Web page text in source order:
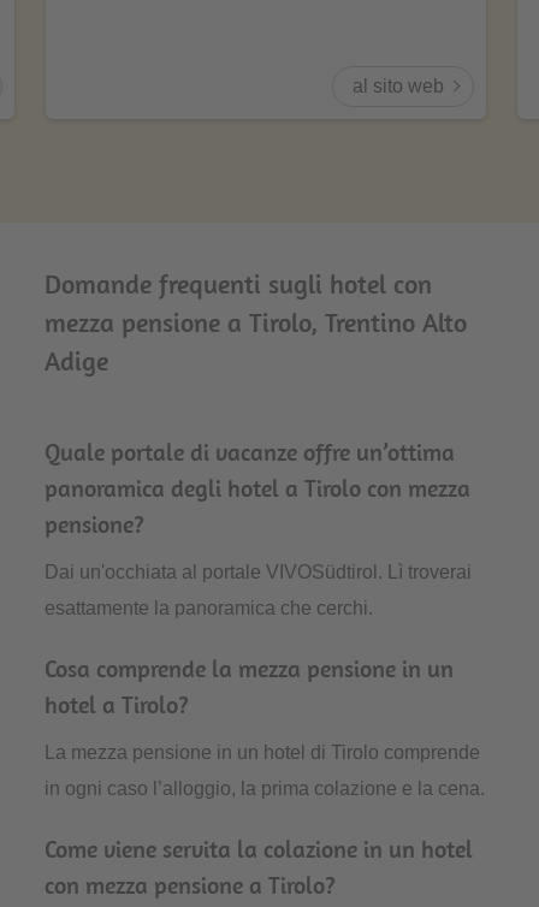
al sito web
Domande frequenti sugli hotel con
mezza pensione a Tirolo, Trentino Alto
Adige
Quale portale di vacanze offre un’ottima
panoramica degli hotel a Tirolo con mezza
pensione?
Dai un'occhiata al portale VIVOSüdtirol. Lì troverai
esattamente la panoramica che cerchi.
Cosa comprende la mezza pensione in un
hotel a Tirolo?
La mezza pensione in un hotel di Tirolo comprende
in ogni caso l’alloggio, la prima colazione e la cena.
Come viene servita la colazione in un hotel
con mezza pensione a Tirolo?